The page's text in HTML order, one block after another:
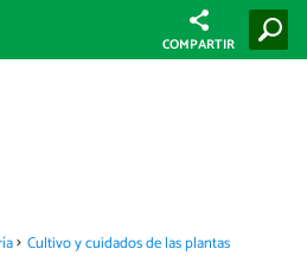
COMPARTIR
Cultivo y cuidados de las plantas